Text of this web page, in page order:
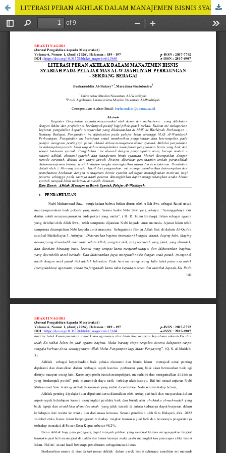
LITERASI PERAN AKHLAK DALAM MANAJEMEN BISNIS SYARIAH PADA PELAJAR MAS AL-WASAHLIYAH PERBAUNGAN – SERDANG BEDAGAI